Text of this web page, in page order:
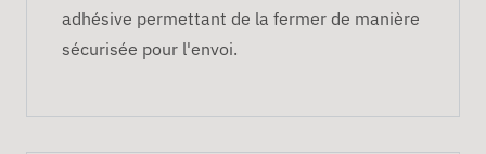
adhésive permettant de la fermer de manière
sécurisée pour l'envoi.